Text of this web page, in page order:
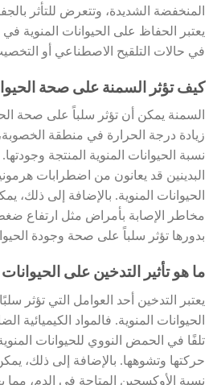
المنخفضة الشديدة، وتتعرض للتأثر
يعتبر الحفاظ على الحيوانات المنوية
في حالات التلقيح الاصطناعي أو
كيف تؤثر السمنة على صحة
السمنة يمكن أن تؤثر سلباً على صحة
زيادة درجة الحرارة في منطقة
نسبة الحيوانات المنوية المنتجة
البدينين قد يعانون من اضطرابات
الحيوانات المنوية. بالإضافة إلى ذلك،
مخاطر الإصابة بأمراض مثل ارتفاع
بدورها تؤثر سلباً على صحة وجودة
ما هو تأثير التدخين على الحيوانات
يعتبر التدخين أحد العوامل التي تؤثر
الحيوانات المنوية. فالمواد الكيميائية
تلفًا في الحمض النووي للحيوانات
حركتها وتشوهها. بالإضافة إلى ذلك،
نسبة الأوكسجين المتاحة في الدم، مما